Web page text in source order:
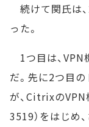
続けて関氏は
った。
1つ目は、VPN
だ。先に2つ目
が、CitrixのVPN
3519）をはじめ